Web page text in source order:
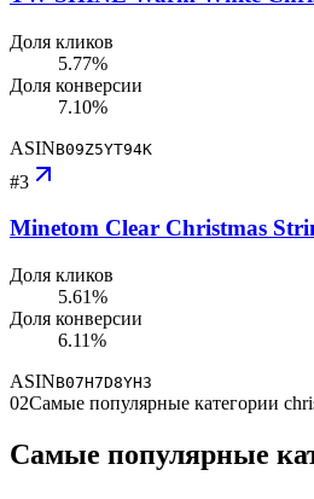
Доля кликов
5.77%
Доля конверсии
7.10%
ASINB09Z5YT94K
#3
Minetom Clear Christmas
Доля кликов
5.61%
Доля конверсии
6.11%
ASINB07H7D8YH3
02Самые популярные категории
Самые популярные